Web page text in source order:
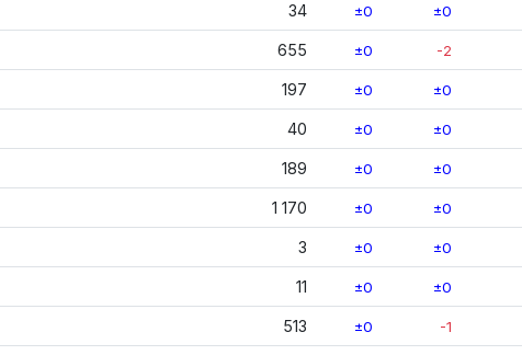
34 ±0 ±0
655 ±0 -2
197 ±0 ±0
40 ±0 ±0
189 ±0 ±0
1 170 ±0 ±0
3 ±0 ±0
11 ±0 ±0
513 ±0 -1